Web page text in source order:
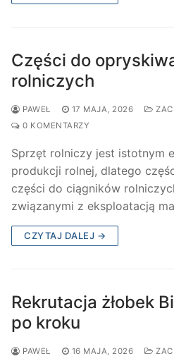
Części do
rolniczych
PAWEŁ 17 MAJA, 2026
0 KOMENTARZY
Sprzęt rolniczy jest istotnym
produkcji rolnej, dlatego
części do ciągników
związanymi z eksploatacją
CZYTAJ DALEJ →
Rekrutacja żłobek
po kroku
PAWEŁ 16 MAJA, 2026